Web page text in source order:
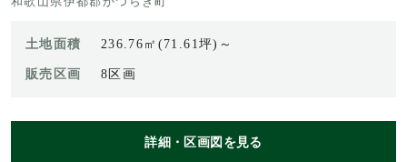
土地面積 236.76㎡(71.61坪)～
販売区画 8区画
詳細・区画図を見る